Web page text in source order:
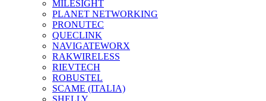
MILESIGHT
PLANET NETWORKING
PRONUTEC
QUECLINK
NAVIGATEWORX
RAKWIRELESS
RIEVTECH
ROBUSTEL
SCAME (ITALIA)
SHELLY